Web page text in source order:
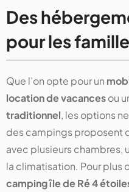
Des
pour les
Que l’on opte pour un
location de vacancesou
traditionnel, les options
des campings proposent
avec plusieurs chambres,
la climatisation. Pour plus
camping île de Ré 4